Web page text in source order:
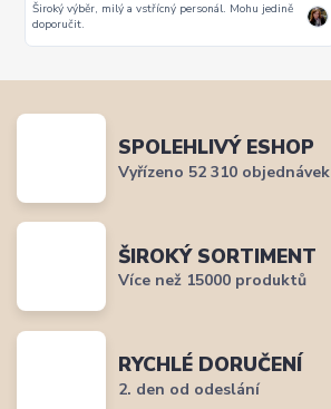
Vše super
SPOLEHLIVÝ ESHOP
Vyřízeno 52 310 objednávek
ŠIROKÝ SORTIMENT
Více než 15000 produktů
RYCHLÉ DORUČENÍ
2. den od odeslání